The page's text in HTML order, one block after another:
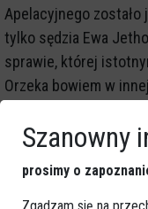
Apelacyjnego zostało
tylko sędzia Ewa
sprawie, której
Orzeka bowiem w
orzekający, to
Jeden z nich -
sprawy, a przepisy
udział tylko jeden
Szanowny
prosimy o
Zgadzam się na